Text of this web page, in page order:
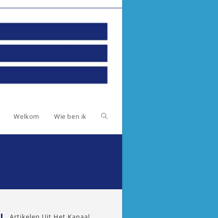
Welkom Wie ben ik Toggle
zoeken